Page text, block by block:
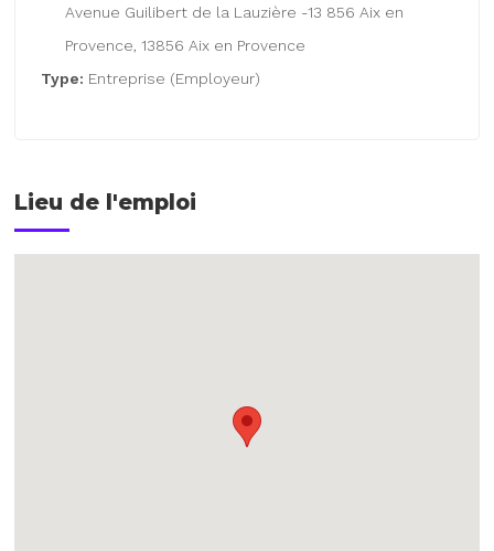
Avenue Guilibert de la Lauzière -13 856 Aix en
Provence, 13856 Aix en Provence
Type: Entreprise (Employeur)
Lieu de l'emploi